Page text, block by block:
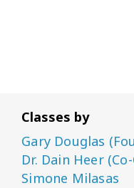
Classes by
Gary Douglas
Dr. Dain Heer
Simone Milasas